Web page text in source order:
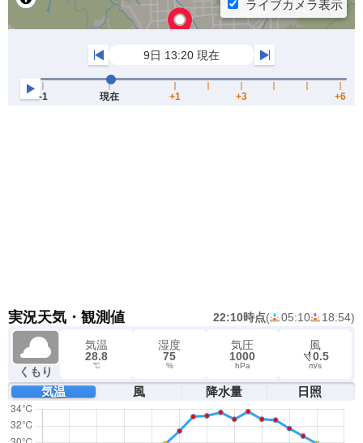
実況天気・観測値 22:10時点( 05:10 18:54)
くもり
気温
28.8
℃
湿度
75
%
気圧
1000
hPa
風
0.5
m/s
気温 風 降水量 日照